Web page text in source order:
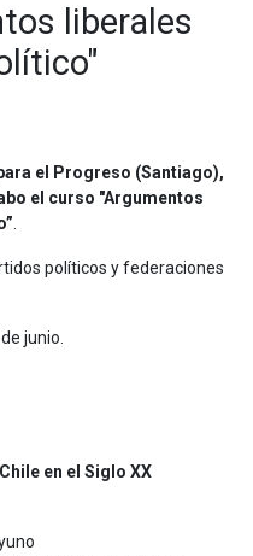
liberales
el Progreso (Santiago),
el curso "Argumentos
políticos y federaciones
junio.
en el Siglo XX